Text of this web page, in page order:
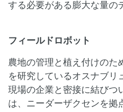
する必要がある膨大な量の
フィールドロボット
農地の管理と植え付けのた
を研究しているオスナブリ
現場の企業と密接に結びつ
は、ニーダーザクセンを拠